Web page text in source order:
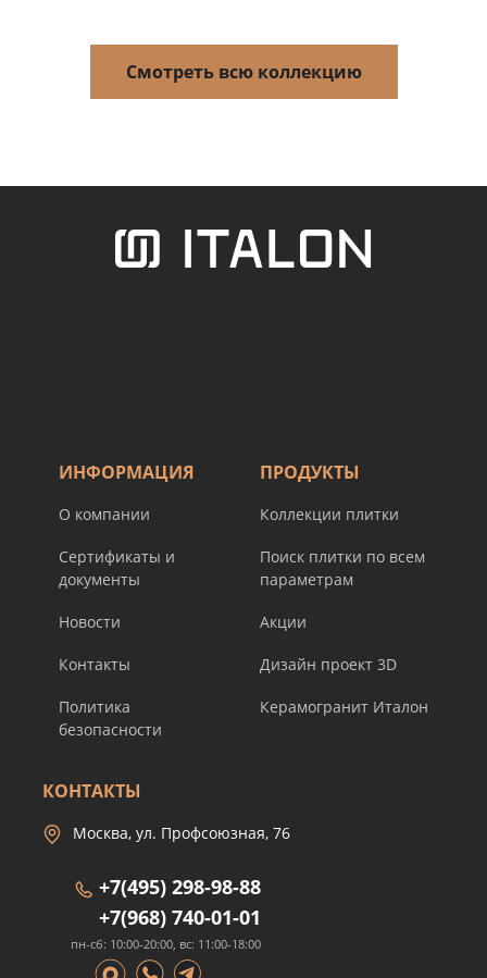
Смотреть всю коллекцию
ИНФОРМАЦИЯ
О компании
Сертификаты и
документы
Новости
Контакты
Политика
безопасности
ПРОДУКТЫ
Коллекции плитки
Поиск плитки по всем
параметрам
Акции
Дизайн проект 3D
Керамогранит Италон
КОНТАКТЫ
Москва, ул. Профсоюзная, 76
+7(495) 298-98-88
+7(968) 740-01-01
пн-сб: 10:00-20:00, вс: 11:00-18:00